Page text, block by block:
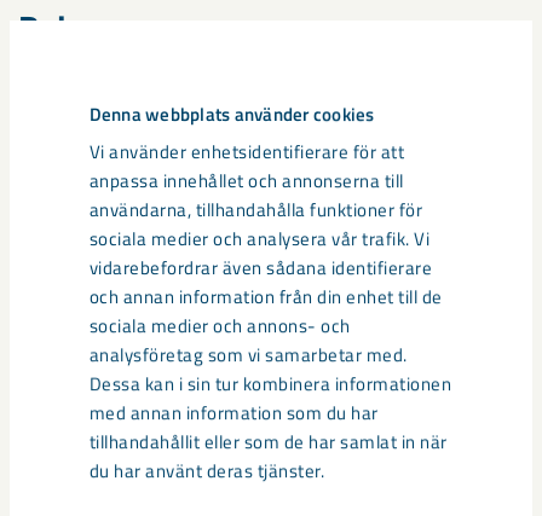
Denna webbplats använder cookies
Vi använder enhetsidentifierare för att
anpassa innehållet och annonserna till
användarna, tillhandahålla funktioner för
sociala medier och analysera vår trafik. Vi
vidarebefordrar även sådana identifierare
och annan information från din enhet till de
sociala medier och annons- och
analysföretag som vi samarbetar med.
Dessa kan i sin tur kombinera informationen
med annan information som du har
tillhandahållit eller som de har samlat in när
du har använt deras tjänster.
Dela
Taggar
Malmberget seismik
Relaterat innehåll